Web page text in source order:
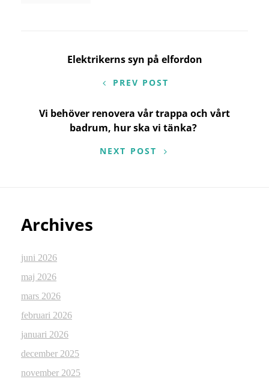
Inläggsnavigering
Elektrikerns syn på elfordon
PREV POST
Vi behöver renovera vår trappa och vårt
badrum, hur ska vi tänka?
NEXT POST
Archives
juni 2026
maj 2026
mars 2026
februari 2026
januari 2026
december 2025
november 2025